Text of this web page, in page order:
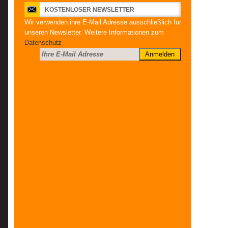
KOSTENLOSER NEWSLETTER
Wir verwenden ihre E-Mail Adresse ausschließlich für
unseren Newsletter. Weitere Informationen zum
Datenschutz